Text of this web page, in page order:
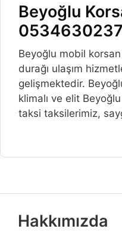
Beyoğlu
Beyoğlu mobil
durağı ulaşım
gelişmektedir.
klimalı ve elit
taksi taksilerimiz,
Hakkımızda